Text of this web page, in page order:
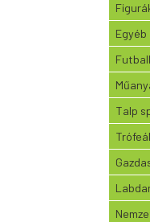
Egyéb
Talp